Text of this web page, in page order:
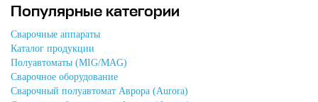
Популярные категории
Сварочные аппараты
Каталог продукции
Полуавтоматы (MIG/MAG)
Сварочное оборудование
Сварочный полуавтомат Аврора (Aurora)